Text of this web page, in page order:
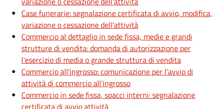
Case funerarie: segnalazione certificata di avvio, modifica,
variazione o cessazione dell'attività
Commercio al dettaglio in sede fissa, medie e grandi
strutture di vendita: domanda di autorizzazione per
l'esercizio di media o grande struttura di vendita
Commercio all'ingrosso: comunicazione per l'avvio di
attività di commercio all'ingrosso
Commercio in sede fissa, spacci interni: segnalazione